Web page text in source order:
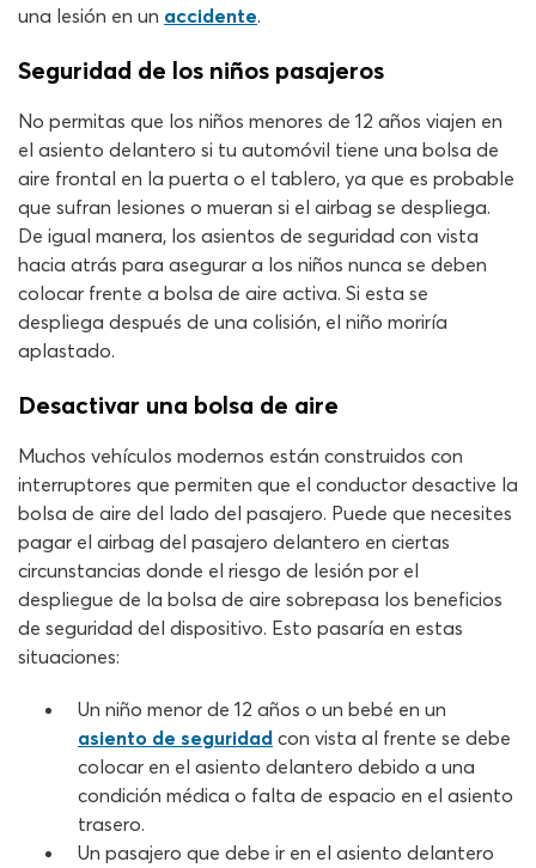
una lesión en un accidente.
Seguridad de los niños pasajeros
No permitas que los niños menores de 12 años viajen en
el asiento delantero si tu automóvil tiene una bolsa de
aire frontal en la puerta o el tablero, ya que es probable
que sufran lesiones o mueran si el airbag se despliega.
De igual manera, los asientos de seguridad con vista
hacia atrás para asegurar a los niños nunca se deben
colocar frente a bolsa de aire activa. Si esta se
despliega después de una colisión, el niño moriría
aplastado.
Desactivar una bolsa de aire
Muchos vehículos modernos están construidos con
interruptores que permiten que el conductor desactive la
bolsa de aire del lado del pasajero. Puede que necesites
pagar el airbag del pasajero delantero en ciertas
circunstancias donde el riesgo de lesión por el
despliegue de la bolsa de aire sobrepasa los beneficios
de seguridad del dispositivo. Esto pasaría en estas
situaciones:
Un niño menor de 12 años o un bebé en un
asiento de seguridad con vista al frente se debe
colocar en el asiento delantero debido a una
condición médica o falta de espacio en el asiento
trasero.
Un pasajero que debe ir en el asiento delantero